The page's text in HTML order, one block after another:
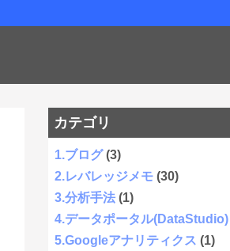
カテゴリ
1.ブログ (3)
2.レバレッジメモ (30)
3.分析手法 (1)
4.データポータル(DataStudio)
5.Googleアナリティクス (1)